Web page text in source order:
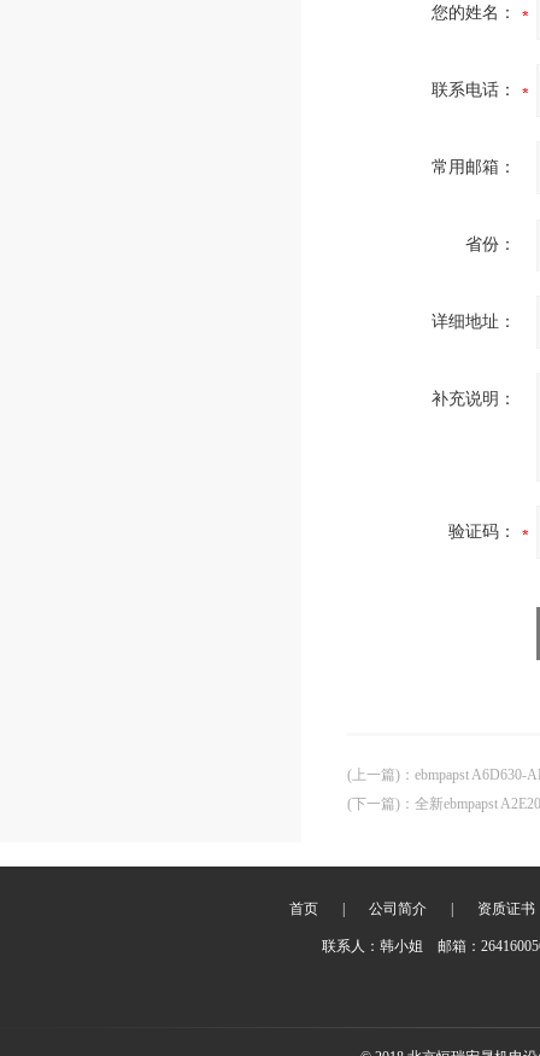
您的姓名：
联系电话：
常用邮箱：
省份：
详细地址：
补充说明：
验证码：
(上一篇) ： ebmpapst A6D630-
(下一篇) ： 全新ebmpapst
首页 公司简介 资质证书
联系人：韩小姐 邮箱：